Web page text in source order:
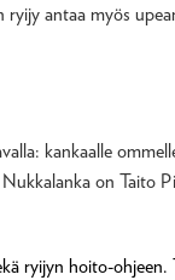
antaa myös
kankaalle
on
ryijyn hoito-ohjeen.